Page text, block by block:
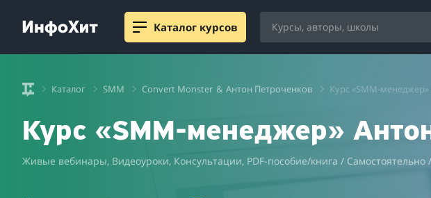
Каталог курсов
Каталог SMM Convert Monster & Антон Петроченков Курс «SMM-
Курс «SMM-менеджер»
Живые вебинары, Видеоуроки, Консультации, PDF-пособие/книга /